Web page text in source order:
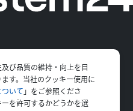
び品質の維持・向上を目
す。当社のクッキー使用に
いて 」をご参照くださ
を許可するかどうかを選